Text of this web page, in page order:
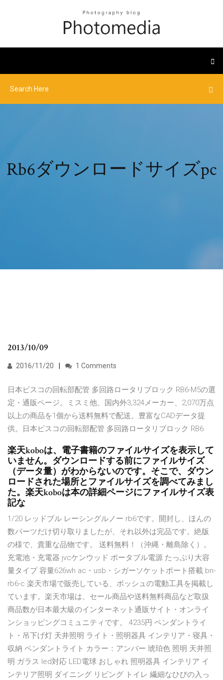
Rb6ダウンロードサイズpc
2013/10/09
2016/11/20 1 Comments
日本ピスコの回転部配管 多回路ロータリブロック RB6-M5の選
定・通販ページ。ミスミ他、国内外3,324メーカー、2,070万点
以上の商品を1個から送料無料で配送。豊富なCADデータ提
供。日本ピスコの回転部配管 多回路ロータリブロック RB6
楽天koboは、電子書籍のファイルサイズを表示して
いません。ダウンロードする前にファイルサイズ
（データ量）がわからないのです。そこで、ダウン
ロードされた場所とファイルサイズを調べてみまし
た。楽天koboは本の詳細ページにファイルサイズ表
記な
1/20 レッドブル レーシングルノー rb6です。開封し、ほんの
数パーツだけ切り取りましたが、それ以外は完品です。絶版
の様で、貴重な品物です。 送料無料！（沖縄・離島除く）。
充電池・充電器 jvcケンウッド ポータブル電源 たっぷり大容
量タイプ 容量626wh ac・usb・シガーソケットポート搭載 bn-
rb6-c 楽天市場で販売している、ボッシュの電動工具を掲載し
ています。楽天市場は、セール商品や送料無料商品など取扱
商品数が日本最大級のインターネット通販サイト・オンライ
ンショッピングコミュニティです。 4235円 ペンダントライ
ト・吊下げ灯 天井照明 ライト・照明器具 インテリア・寝具・
収納 ペンダントライト カラー：アンバー 琥珀色 照明 天井照
明 ガラス led対応 LED電球 おしゃれ 照明器具 インテリア イ
ンテリア照明 ダイニング リビング トイレ 繊細なひびの入っ